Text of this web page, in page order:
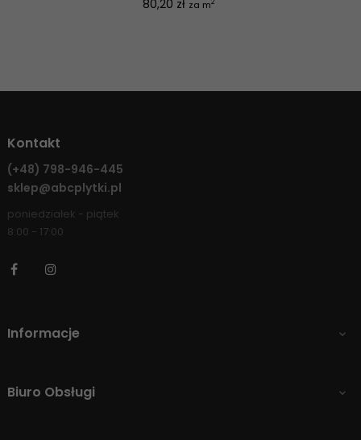
80,20 zł za m
Kontakt
(+48) 798-946-445
sklep@abcplytki.pl
poniedziałek - piątek
8:00 - 17:00
Facebook
Informacje 
Biuro Obsługi 